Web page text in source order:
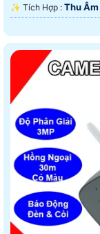
️✨ Tích Hợp : Thu Âm